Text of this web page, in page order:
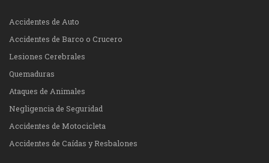
Accidentes de Auto
Accidentes de Barco o Crucero
Lesiones Cerebrales
Quemaduras
Ataques de Animales
Negligencia de Seguridad
Accidentes de Motocicleta
Accidentes de Caídas y Resbalones